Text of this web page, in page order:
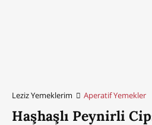
Leziz Yemeklerim Aperatif Yemekler
Haşhaşlı Peynirli